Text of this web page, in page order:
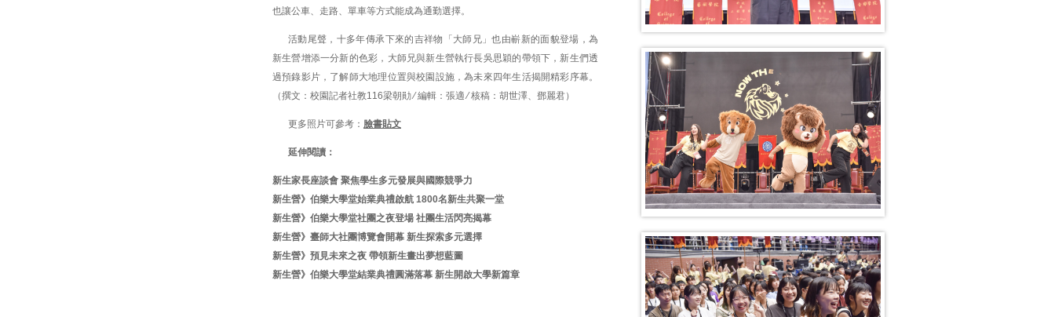
也讓公車、走路、單車等方式能成為通勤選擇。
活動尾聲，十多年傳承下來的吉祥物「大師兄」也由嶄新的面貌登場，為
新生營增添一分新的色彩，大師兄與新生營執行長吳思穎的帶領下，新生們透
過預錄影片，了解師大地理位置與校園設施，為未來四年生活揭開精彩序幕。
（撰文：校園記者社教116梁朝勛 ∕ 編輯：張適 ∕ 核稿：胡世澤、鄧麗君）
更多照片可參考： 臉書貼文
延伸閱讀：
新生家長座談會 聚焦學生多元發展與國際競爭力
新生營》伯樂大學堂始業典禮啟航 1800名新生共聚一堂
新生營》伯樂大學堂社團之夜登場 社團生活閃亮揭幕
新生營》臺師大社團博覽會開幕 新生探索多元選擇
新生營》預見未來之夜 帶領新生畫出夢想藍圖
新生營》伯樂大學堂結業典禮圓滿落幕 新生開啟大學新篇章